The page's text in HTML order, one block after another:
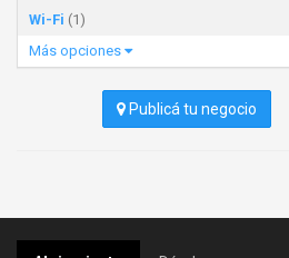
Wi-Fi (1)
Más opciones
Publicá tu negocio